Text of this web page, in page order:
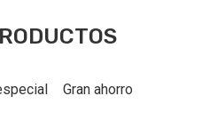
Gran ahorro